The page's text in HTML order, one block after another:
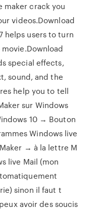
maker crack you
videos.Download
helps users to turn
special effects,
sound, and the
help you to tell
sur Windows
10 → Bouton
Windows live
→ à la lettre M
live Mail (mon
sinon il faut t
avoir des soucis